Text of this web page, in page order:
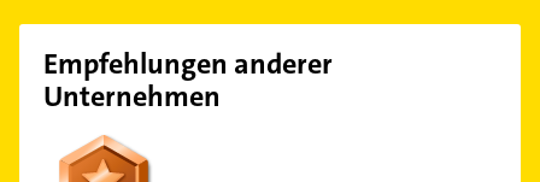
Empfehlungen anderer
Unternehmen